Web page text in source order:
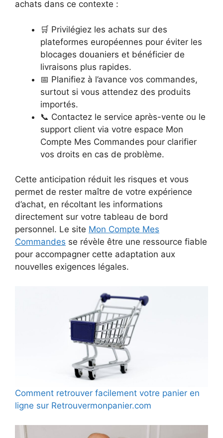
achats dans ce contexte :
🛒 Privilégiez les achats sur des
plateformes européennes pour éviter les
blocages douaniers et bénéficier de
livraisons plus rapides.
📅 Planifiez à l’avance vos commandes,
surtout si vous attendez des produits
importés.
📞 Contactez le service après-vente ou le
support client via votre espace Mon
Compte Mes Commandes pour clarifier
vos droits en cas de problème.
Cette anticipation réduit les risques et vous
permet de rester maître de votre expérience
d’achat, en récoltant les informations
directement sur votre tableau de bord
personnel. Le site Mon Compte Mes
Commandes se révèle être une ressource fiable
pour accompagner cette adaptation aux
nouvelles exigences légales.
Comment retrouver facilement votre panier en
ligne sur Retrouvermonpanier.com